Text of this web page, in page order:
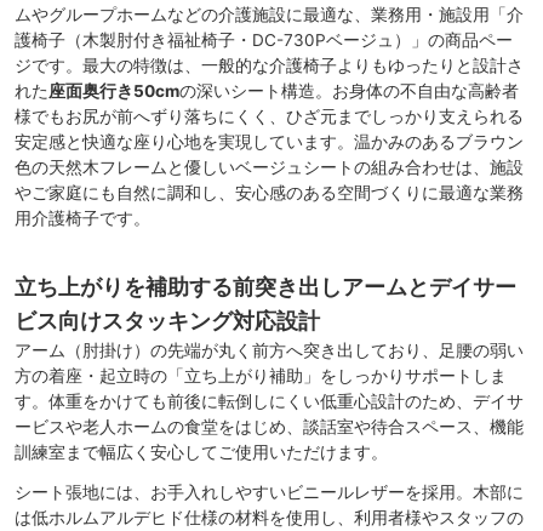
ムやグループホームなどの介護施設に最適な、業務用・施設用「介
護椅子（木製肘付き福祉椅子・DC-730Pベージュ）」の商品ペー
ジです。最大の特徴は、一般的な介護椅子よりもゆったりと設計さ
れた座面奥行き50cmの深いシート構造。お身体の不自由な高齢者
様でもお尻が前へずり落ちにくく、ひざ元までしっかり支えられる
安定感と快適な座り心地を実現しています。温かみのあるブラウン
色の天然木フレームと優しいベージュシートの組み合わせは、施設
やご家庭にも自然に調和し、安心感のある空間づくりに最適な業務
用介護椅子です。
立ち上がりを補助する前突き出しアームとデイサー
ビス向けスタッキング対応設計
アーム（肘掛け）の先端が丸く前方へ突き出しており、足腰の弱い
方の着座・起立時の「立ち上がり補助」をしっかりサポートしま
す。体重をかけても前後に転倒しにくい低重心設計のため、デイサ
ービスや老人ホームの食堂をはじめ、談話室や待合スペース、機能
訓練室まで幅広く安心してご使用いただけます。
シート張地には、お手入れしやすいビニールレザーを採用。木部に
は低ホルムアルデヒド仕様の材料を使用し、利用者様やスタッフの